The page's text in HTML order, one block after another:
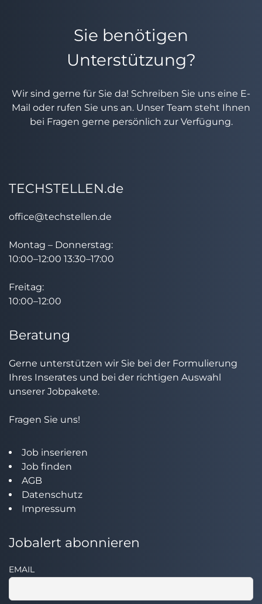
Sie benötigen
Unterstützung?
Wir sind gerne für Sie da! Schreiben Sie uns eine E-
Mail oder rufen Sie uns an. Unser Team steht Ihnen
bei Fragen gerne persönlich zur Verfügung.
TECHSTELLEN.de
office@techstellen.de
Montag – Donnerstag:
10:00–12:00 13:30–17:00
Freitag:
10:00–12:00
Beratung
Gerne unterstützen wir Sie bei der Formulierung
Ihres Inserates und bei der richtigen Auswahl
unserer Jobpakete.
Fragen Sie uns!
Job inserieren
Job finden
AGB
Datenschutz
Impressum
Jobalert abonnieren
EMAIL